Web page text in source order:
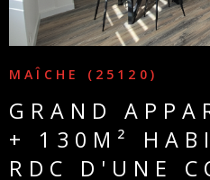
MAÎCHE (25120)
GRAND
+ 130M²
RDC D'UNE